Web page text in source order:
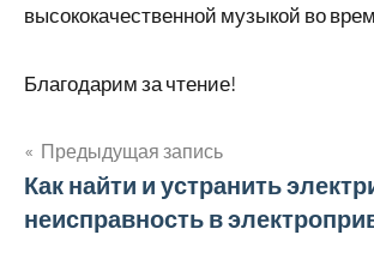
высококачественной музыкой во
Благодарим за чтение!
Навигация
по
Предыдущая запись
Как найти и устранить
неисправность в